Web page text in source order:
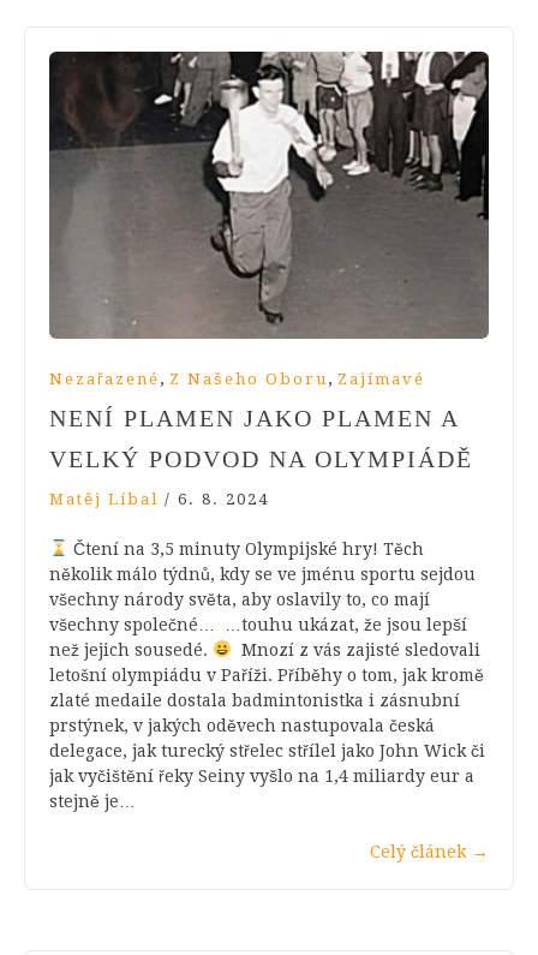
Nezařazené , Z Našeho Oboru , Zajímavé
NENÍ PLAMEN JAKO PLAMEN A
VELKÝ PODVOD NA OLYMPIÁDĚ
Matěj Líbal / 6. 8. 2024
Čtení na 3,5 minuty Olympijské hry! Těch
několik málo týdnů, kdy se ve jménu sportu sejdou
všechny národy světa, aby oslavily to, co mají
všechny společné… …touhu ukázat, že jsou lepší
než jejich sousedé.
Mnozí z vás zajisté sledovali
letošní olympiádu v Paříži. Příběhy o tom, jak kromě
zlaté medaile dostala badmintonistka i zásnubní
prstýnek, v jakých oděvech nastupovala česká
delegace, jak turecký střelec střílel jako John Wick či
jak vyčištění řeky Seiny vyšlo na 1,4 miliardy eur a
stejně je…
Celý článek →